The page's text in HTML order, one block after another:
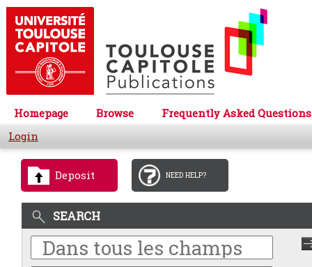
Homepage Browse
Frequently Asked Questions
Login
Deposit NEED HELP?
SEARCH